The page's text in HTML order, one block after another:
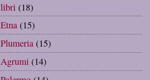
libri (18)
Etna (15)
Plumeria (15)
Agrumi (14)